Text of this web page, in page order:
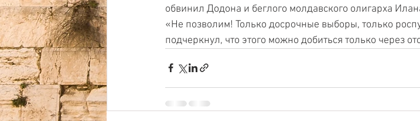
обвинил Додона и беглого молдавского олигарха
«Не позволим! Только досрочные выборы, только
подчеркнул, что этого можно добиться только через